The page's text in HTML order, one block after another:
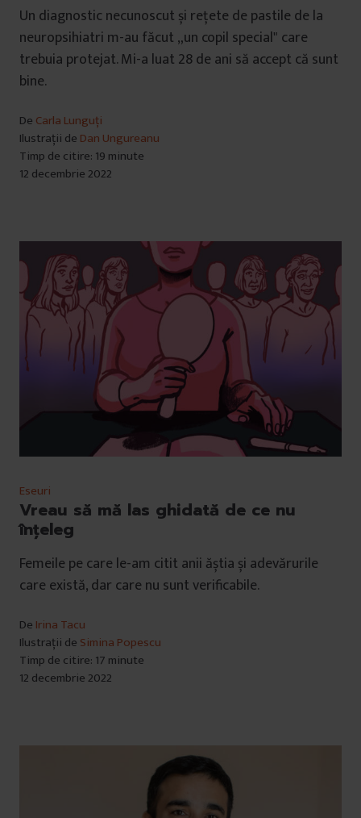
Un diagnostic necunoscut și rețete de pastile de la
neuropsihiatri m-au făcut „un copil special" care
trebuia protejat. Mi-a luat 28 de ani să accept că sunt
bine.
De Carla Lunguți
Ilustrații de Dan Ungureanu
Timp de citire: 19 minute
12 decembrie 2022
Eseuri
Vreau să mă las ghidată de ce nu
înțeleg
Femeile pe care le-am citit anii ăștia și adevărurile
care există, dar care nu sunt verificabile.
De Irina Tacu
Ilustrații de Simina Popescu
Timp de citire: 17 minute
12 decembrie 2022